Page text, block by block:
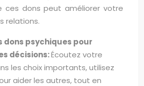
ces dons peut améliorer votre
relations.
dons psychiques pour
décisions:Écoutez votre
les choix importants, utilisez
aider les autres, tout en